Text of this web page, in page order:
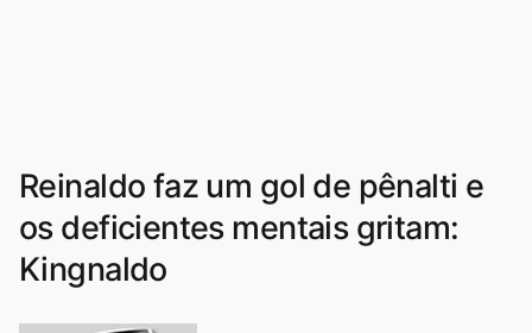
Reinaldo faz um gol de pênalti e
os deficientes mentais gritam:
Kingnaldo